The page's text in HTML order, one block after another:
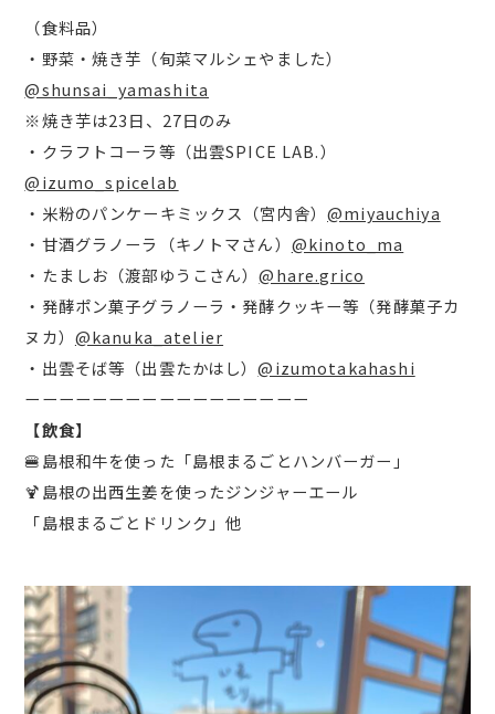
（食料品）
・野菜・焼き芋（旬菜マルシェやました）
@shunsai_yamashita
※焼き芋は23日、27日のみ
・クラフトコーラ等（出雲SPICE LAB.）
@izumo_spicelab
・米粉のパンケーキミックス（宮内舎）@miyauchiya
・甘酒グラノーラ（キノトマさん） @kinoto_ma
・たましお（渡部ゆうこさん）@hare.grico
・発酵ポン菓子グラノーラ・発酵クッキー等（発酵菓子カ
ヌカ） @kanuka_atelier
・出雲そば等（出雲たかはし）@izumotakahashi
ーーーーーーーーーーーーーーーーー
【飲食】
🍔島根和牛を使った「島根まるごとハンバーガー」
🍹島根の出西生姜を使ったジンジャーエール
「島根まるごとドリンク」他